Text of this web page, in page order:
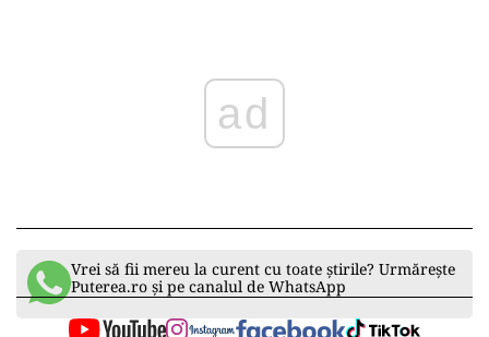
ad
Vrei să fii mereu la curent cu toate știrile? Urmărește
Puterea.ro și pe canalul de WhatsApp